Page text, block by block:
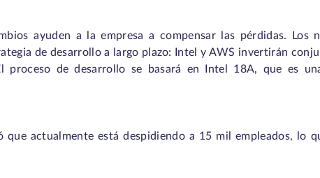
ayuden a la empresa a compensar las pérdidas. Los
de desarrollo a largo plazo: Intel y AWS invertirán
proceso de desarrollo se basará en Intel 18A, que es
que actualmente está despidiendo a 15 mil empleados, lo